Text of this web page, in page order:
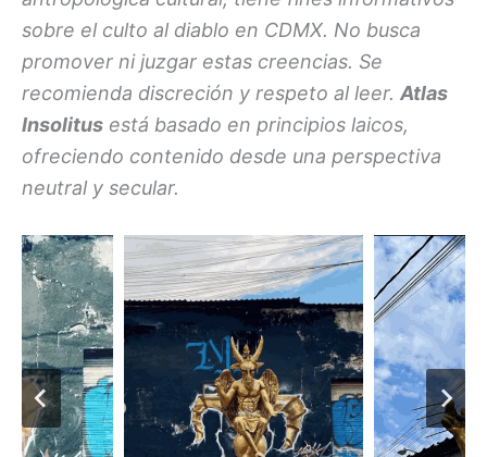
sobre el culto al diablo en CDMX. No busca
promover ni juzgar estas creencias. Se
recomienda discreción y respeto al leer. Atlas
Insolitus está basado en principios laicos,
ofreciendo contenido desde una perspectiva
neutral y secular.